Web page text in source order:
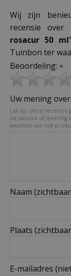
Wij zijn
recensie
rosacur 50
Tuinbon ter
Beoordeling: *
Uw mening
Let op: deze recensie
de service of levering
kwaliteit van het
Naam
Plaats
E-mailadres